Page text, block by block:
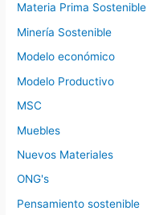
Materia Prima Sostenible
Minería Sostenible
Modelo económico
Modelo Productivo
MSC
Muebles
Nuevos Materiales
ONG's
Pensamiento sostenible